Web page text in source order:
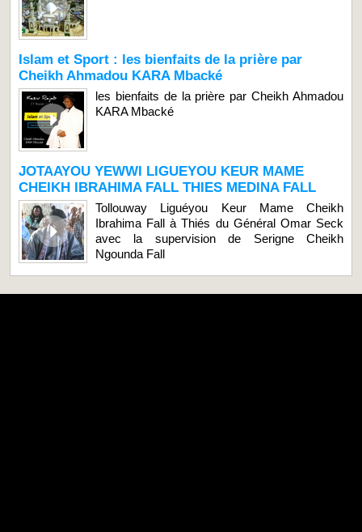
Islam et Sport : les bienfaits de la prière par
Cheikh Ahmadou KARA Mbacké
les bienfaits de la prière par Cheikh Ahmadou
KARA Mbacké
JOTAAYOU YEWWI LIGUEYOU KEUR MAME
CHEIKH IBRAHIMA FALL THIES MEDINA FALL
Tollouway Liguéyou Keur Mame Cheikh
Ibrahima Fall à Thiés du Général Omar Seck
avec la supervision de Serigne Cheikh
Ngounda Fall